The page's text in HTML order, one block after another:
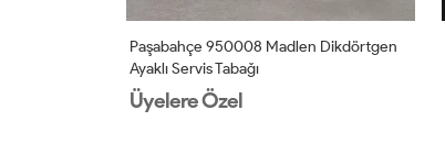
Paşabahçe 950008 Madlen Dikdörtgen
Ayaklı Servis Tabağı
Üyelere Özel